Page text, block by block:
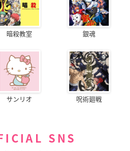
暗殺教室 銀魂
サンリオ 呪術廻戦
SNS